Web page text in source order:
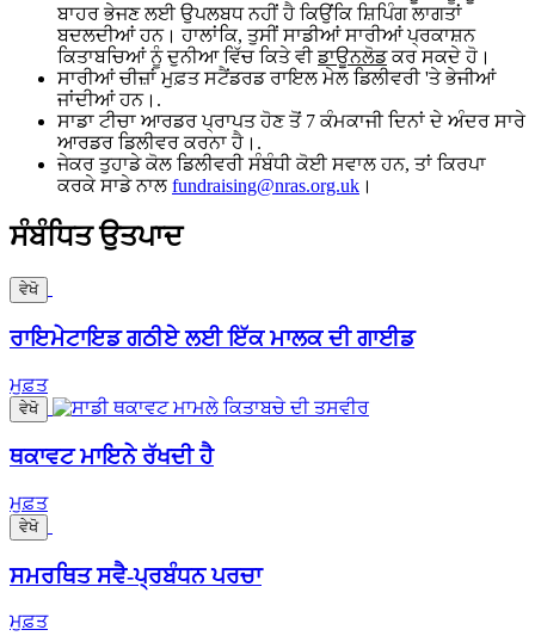
ਬਾਹਰ ਭੇਜਣ ਲਈ ਉਪਲਬਧ ਨਹੀਂ ਹੈ ਕਿਉਂਕਿ ਸ਼ਿਪਿੰਗ ਲਾਗਤਾਂ
ਬਦਲਦੀਆਂ ਹਨ। ਹਾਲਾਂਕਿ, ਤੁਸੀਂ ਸਾਡੀਆਂ ਸਾਰੀਆਂ ਪ੍ਰਕਾਸ਼ਨ
ਕਿਤਾਬਚਿਆਂ ਨੂੰ ਦੁਨੀਆ ਵਿੱਚ ਕਿਤੇ ਵੀਡਾਊਨਲੋਡਕਰ ਸਕਦੇ ਹੋ।
ਸਾਰੀਆਂ ਚੀਜ਼ਾਂ ਮੁਫ਼ਤ ਸਟੈਂਡਰਡ ਰਾਇਲ ਮੇਲ ਡਿਲੀਵਰੀ 'ਤੇ ਭੇਜੀਆਂ
ਜਾਂਦੀਆਂ ਹਨ।.
ਸਾਡਾ ਟੀਚਾ ਆਰਡਰ ਪ੍ਰਾਪਤ ਹੋਣ ਤੋਂ 7 ਕੰਮਕਾਜੀ ਦਿਨਾਂ ਦੇ ਅੰਦਰ ਸਾਰੇ
ਆਰਡਰ ਡਿਲੀਵਰ ਕਰਨਾ ਹੈ।.
ਜੇਕਰ ਤੁਹਾਡੇ ਕੋਲ ਡਿਲੀਵਰੀ ਸੰਬੰਧੀ ਕੋਈ ਸਵਾਲ ਹਨ, ਤਾਂ ਕਿਰਪਾ
ਕਰਕੇ ਸਾਡੇ ਨਾਲ fundraising@nras.org.uk ।
ਸੰਬੰਧਿਤ ਉਤਪਾਦ
ਵੇਖੋ
ਰਾਇਮੇਟਾਇਡ ਗਠੀਏ ਲਈ ਇੱਕ ਮਾਲਕ ਦੀ ਗਾਈਡ
ਮੁਫ਼ਤ
ਵੇਖੋ
ਥਕਾਵਟ ਮਾਇਨੇ ਰੱਖਦੀ ਹੈ
ਮੁਫ਼ਤ
ਵੇਖੋ
ਸਮਰਥਿਤ ਸਵੈ-ਪ੍ਰਬੰਧਨ ਪਰਚਾ
ਮੁਫ਼ਤ